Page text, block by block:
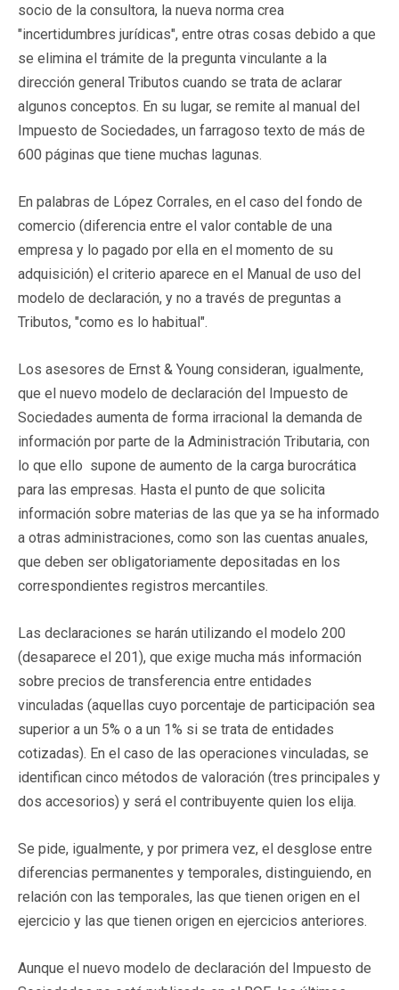
socio de la consultora, la nueva norma crea
"incertidumbres jurídicas", entre otras cosas debido a que
se elimina el trámite de la pregunta vinculante a la
dirección general Tributos cuando se trata de aclarar
algunos conceptos. En su lugar, se remite al manual del
Impuesto de Sociedades, un farragoso texto de más de
600 páginas que tiene muchas lagunas.
En palabras de López Corrales, en el caso del fondo de
comercio (diferencia entre el valor contable de una
empresa y lo pagado por ella en el momento de su
adquisición) el criterio aparece en el Manual de uso del
modelo de declaración, y no a través de preguntas a
Tributos, "como es lo habitual".
Los asesores de Ernst & Young consideran, igualmente,
que el nuevo modelo de declaración del Impuesto de
Sociedades aumenta de forma irracional la demanda de
información por parte de la Administración Tributaria, con
lo que ello supone de aumento de la carga burocrática
para las empresas. Hasta el punto de que solicita
información sobre materias de las que ya se ha informado
a otras administraciones, como son las cuentas anuales,
que deben ser obligatoriamente depositadas en los
correspondientes registros mercantiles.
Las declaraciones se harán utilizando el modelo 200
(desaparece el 201), que exige mucha más información
sobre precios de transferencia entre entidades
vinculadas (aquellas cuyo porcentaje de participación sea
superior a un 5% o a un 1% si se trata de entidades
cotizadas). En el caso de las operaciones vinculadas, se
identifican cinco métodos de valoración (tres principales y
dos accesorios) y será el contribuyente quien los elija.
Se pide, igualmente, y por primera vez, el desglose entre
diferencias permanentes y temporales, distinguiendo, en
relación con las temporales, las que tienen origen en el
ejercicio y las que tienen origen en ejercicios anteriores.
Aunque el nuevo modelo de declaración del Impuesto de